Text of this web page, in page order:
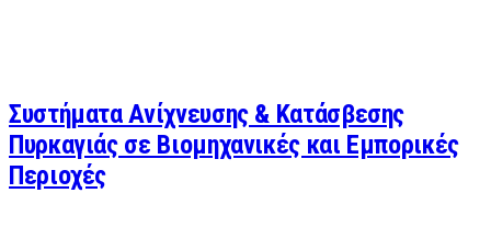
Συστήματα Ανίχνευσης & Κατάσβεσης
Πυρκαγιάς σε Βιομηχανικές και Εμπορικές
Περιοχές